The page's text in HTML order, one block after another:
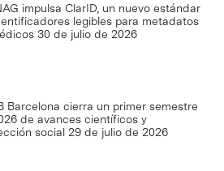
impulsa ClarID, un nuevo estándar
legibles para metadatos
30 de julio de 2026
Barcelona cierra un primer semestre
de avances científicos y
social 29 de julio de 2026